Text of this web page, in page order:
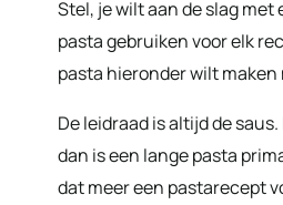
Stel, je wilt aan de slag
pasta gebruiken voor elk
pasta hieronder wilt maken
De leidraad is altijd de
dan is een lange pasta
dat meer een pastarecept